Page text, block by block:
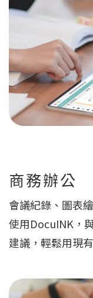
商務辦公
會議紀錄、圖表
使用DocuINK，
建議，輕鬆用現